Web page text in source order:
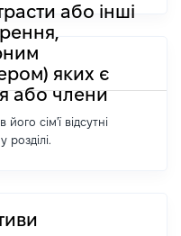
або інші
яких є
або члени
сім'ї відсутні
розділі.